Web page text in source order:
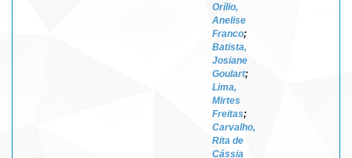
Orílio,
Anelise
Franco;
Batista,
Josiane
Goulart;
Lima,
Mirtes
Freitas;
Carvalho,
Rita de
Cássia